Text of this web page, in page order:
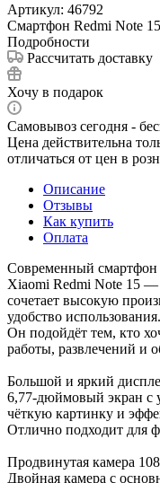
Артикул: 46792
Смартфон Redmi Note
Подробности
Рассчитать доставку
Хочу в подарок
Самовывоз сегодня -
Цена действительна
отличаться от цен в
Описание
Отзывы
Как купить
Оплата
Современный смартфон
Xiaomi Redmi Note 15
сочетает высокую
удобство использования.
Он подойдёт тем, кто
работы, развлечений и
Большой и яркий
6,77-дюймовый экран с
чёткую картинку и
Отлично подходит для
Продвинутая камера
Двойная камера с